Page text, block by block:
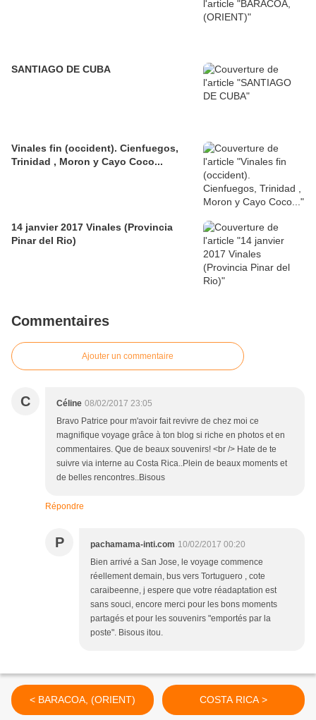
SANTIAGO DE CUBA
Vinales fin (occident). Cienfuegos,
Trinidad , Moron y Cayo Coco...
14 janvier 2017 Vinales (Provincia
Pinar del Rio)
Commentaires
Ajouter un commentaire
C Céline 08/02/2017 23:05
Bravo Patrice pour m'avoir fait revivre de chez moi ce
magnifique voyage grâce à ton blog si riche en photos et en
commentaires. Que de beaux souvenirs! <br /> Hate de te
suivre via interne au Costa Rica..Plein de beaux moments et
de belles rencontres..Bisous
Répondre
P pachamama-inti.com 10/02/2017 00:20
Bien arrivé a San Jose, le voyage commence
réellement demain, bus vers Tortuguero , cote
caraibeenne, j espere que votre réadaptation est
sans souci, encore merci pour les bons moments
partagés et pour les souvenirs "emportés par la
poste". Bisous itou.
< BARACOA, (ORIENT) COSTA RICA >